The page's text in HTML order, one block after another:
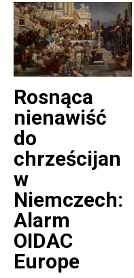
Rosnąca
nienawiść
do
chrześcijan
w
Niemczech:
Alarm
OIDAC
Europe